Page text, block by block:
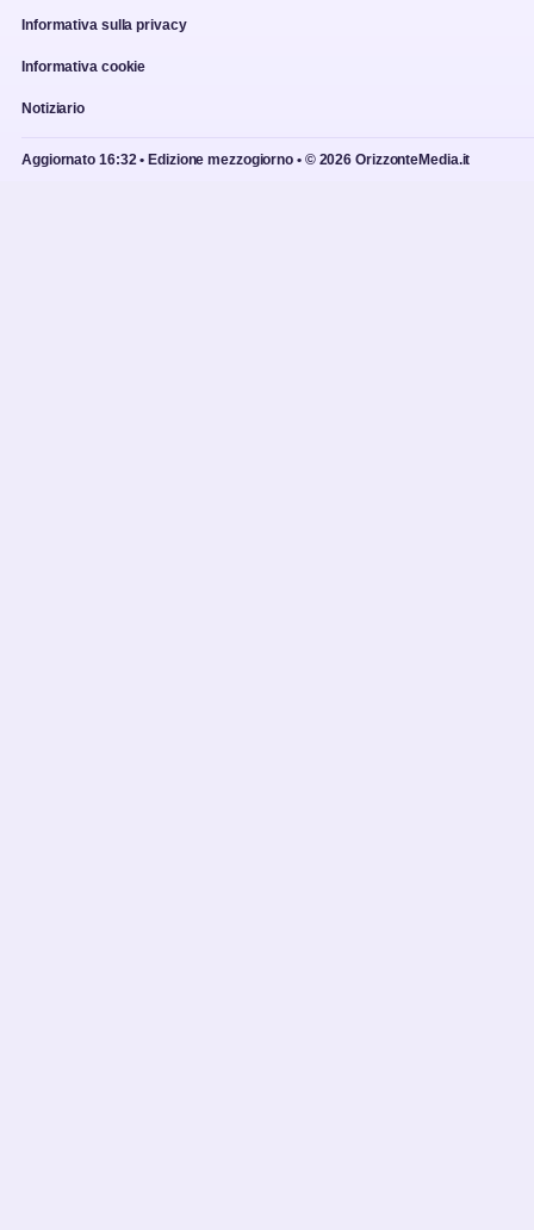
Informativa sulla privacy
Informativa cookie
Notiziario
Aggiornato 16:32 • Edizione mezzogiorno • © 2026 OrizzonteMedia.it